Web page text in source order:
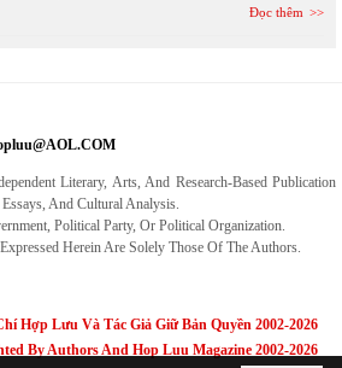
Đọc thêm
Literary, Arts, And Research-Based Publication
And Cultural Analysis.
Political Party, Or Political Organization.
Herein Are Solely Those Of The Authors.
Hợp Lưu Và Tác Giả Giữ Bản Quyền 2002-2026
By Authors And Hop Luu Magazine 2002-2026